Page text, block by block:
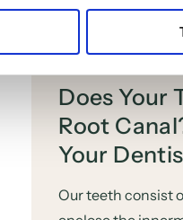
Does Your
Root
Your
Our teeth consist